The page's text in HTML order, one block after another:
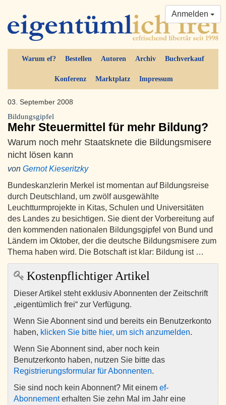
Warum ef? Bestellen Autoren Archiv Buchverkauf
Konferenz Marktplatz Impressum
Anmelden
03. September 2008
Bildungsgipfel
Mehr Steuermittel für mehr Bildung?
Warum noch mehr Staatsknete die Bildungsmisere
nicht lösen kann
von Gernot Kieseritzky
Bundeskanzlerin Merkel ist momentan auf Bildungsreise
durch Deutschland, um zwölf ausgewählte
Leuchtturmprojekte in Kitas, Schulen und Universitäten
des Landes zu besichtigen. Sie dient der Vorbereitung auf
den kommenden nationalen Bildungsgipfel von Bund und
Ländern im Oktober, der die deutsche Bildungsmisere zum
Thema haben wird. Die Botschaft ist klar: Bildung ist …
Kostenpflichtiger Artikel
Dieser Artikel steht exklusiv Abonnenten der Zeitschrift
„eigentümlich frei“ zur Verfügung.
Wenn Sie Abonnent sind und bereits ein Benutzerkonto
haben, klicken Sie bitte hier, um sich anzumelden.
Wenn Sie Abonnent sind, aber noch kein
Benutzerkonto haben, nutzen Sie bitte das
Registrierungsformular für Abonnenten.
Sie sind noch kein Abonnent? Mit einem ef-
Abonnementerhalten Sie zehn Mal im Jahr eine